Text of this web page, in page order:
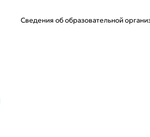
Сведения об образовательной